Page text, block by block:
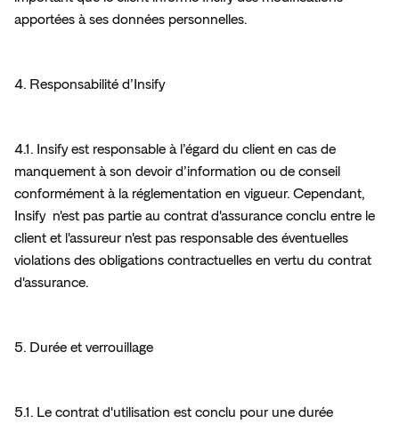
apportées à ses données personnelles.
4. Responsabilité d’Insify
4.1. Insify est responsable à l’égard du client en cas de
manquement à son devoir d’information ou de conseil
conformément à la réglementation en vigueur. Cependant,
Insify  n'est pas partie au contrat d'assurance conclu entre le
client et l'assureur n'est pas responsable des éventuelles
violations des obligations contractuelles en vertu du contrat
d'assurance.
5. Durée et verrouillage
5.1. Le contrat d'utilisation est conclu pour une durée